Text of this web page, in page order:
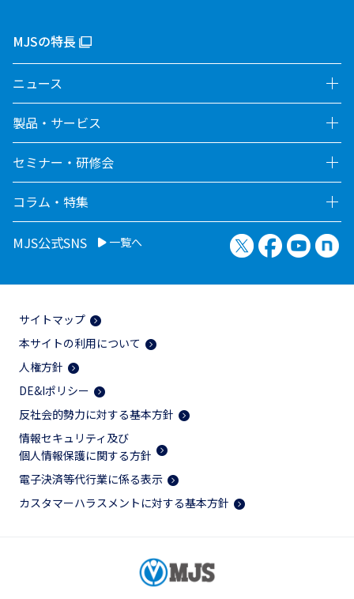
MJSの特長
ニュース
製品・サービス
セミナー・研修会
コラム・特集
MJS公式SNS 一覧へ X（旧Twitter）
Facebook
サイトマップ
本サイトの利用について
人権方針
DE&Iポリシー
反社会的勢力に対する基本方針
情報セキュリティ及び
個人情報保護に関する方針
電子決済等代行業に係る表示
カスタマーハラスメントに対する基本方針